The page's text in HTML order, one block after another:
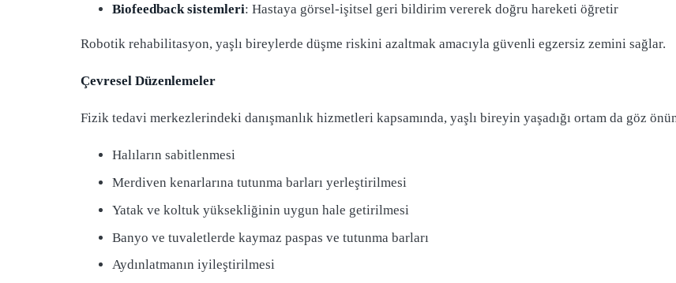
Biofeedback sistemleri: Hastaya görsel-işitsel geri bildirim vererek doğru hareketi öğretir
Robotik rehabilitasyon, yaşlı bireylerde düşme riskini azaltmak amacıyla güvenli egzersiz zemini sağlar.
Çevresel Düzenlemeler
Fizik tedavi merkezlerindeki danışmanlık hizmetleri kapsamında, yaşlı bireyin yaşadığı ortam da göz
Halıların sabitlenmesi
Merdiven kenarlarına tutunma barları yerleştirilmesi
Yatak ve koltuk yüksekliğinin uygun hale getirilmesi
Banyo ve tuvaletlerde kaymaz paspas ve tutunma barları
Aydınlatmanın iyileştirilmesi